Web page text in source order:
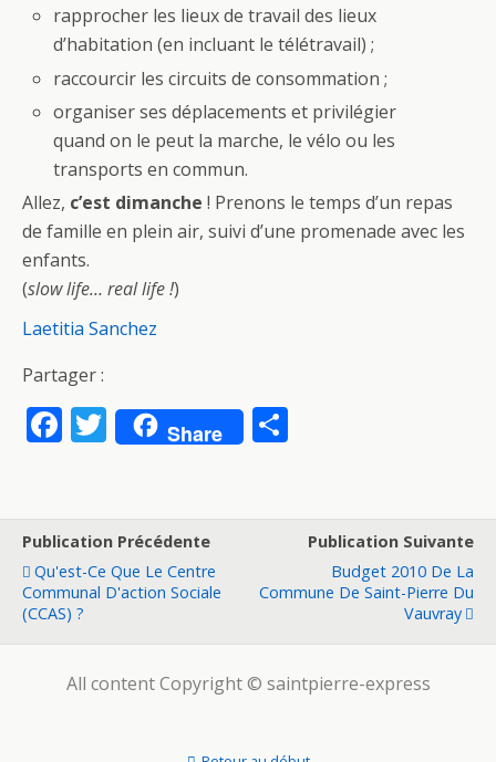
rapprocher les lieux de travail des lieux
d’habitation (en incluant le télétravail) ;
raccourcir les circuits de consommation ;
organiser ses déplacements et privilégier
quand on le peut la marche, le vélo ou les
transports en commun.
Allez, c’est dimanche ! Prenons le temps d’un repas
de famille en plein air, suivi d’une promenade avec les
enfants.
(slow life… real life !)
Laetitia Sanchez
Partager :
F
b
o
o
k
T
w
er
Share
g
Publication Précédente
Qu'est-Ce Que Le Centre
Communal D'action Sociale
(CCAS) ?
Publication Suivante
Budget 2010 De La
Commune De Saint-Pierre Du
Vauvray
All content Copyright © saintpierre-express